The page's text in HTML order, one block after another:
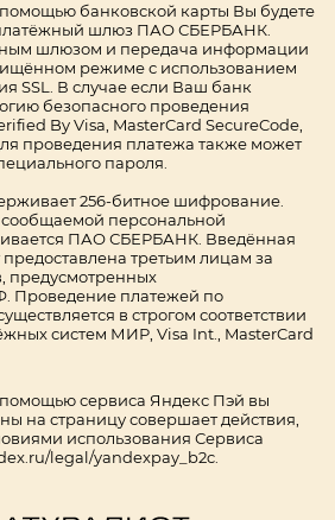
банковской карты Вы будете
шлюз ПАО СБЕРБАНК.
шлюзом и передача информации
режиме с использованием
SSL. В случае если Ваш банк
безопасного проведения
By Visa, MasterCard SecureCode,
проведения платежа также может
пароля.
256-битное шифрование.
персональной
ПАО СБЕРБАНК. Введённая
третьим лицам за
предусмотренных
Проведение платежей по
в строгом соответствии
систем МИР, Visa Int., MasterCard
сервиса Яндекс Пэй вы
на страницу совершает действия,
использования Сервиса
legal/yandexpay_b2c